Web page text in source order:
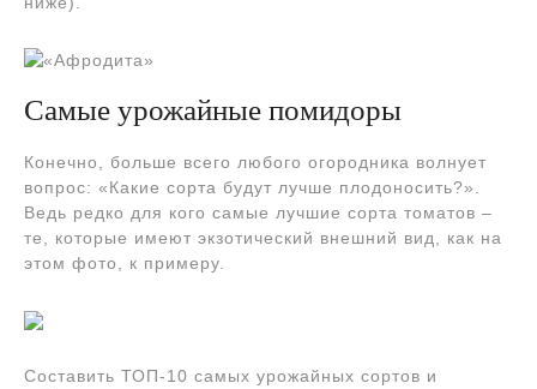
Самые урожайные помидоры
Конечно, больше всего любого огородника волнует
вопрос: «Какие сорта будут лучше плодоносить?».
Ведь редко для кого самые лучшие сорта томатов –
те, которые имеют экзотический внешний вид, как на
этом фото, к примеру.
Составить ТОП-10 самых урожайных сортов и